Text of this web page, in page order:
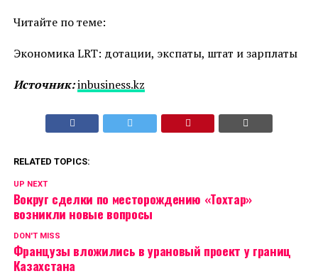
Читайте по теме:
Экономика LRT: дотации, экспаты, штат и зарплаты
Источник:inbusiness.kz
RELATED TOPICS:
UP NEXT
Вокруг сделки по месторождению «Тохтар»
возникли новые вопросы
DON'T MISS
Французы вложились в урановый проект у границ
Казахстана